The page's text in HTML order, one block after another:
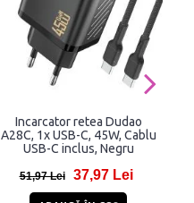
Incarcator retea Dudao
A28C, 1x USB-C, 45W, Cablu
USB-C inclus, Negru
51,97 Lei 37,97 Lei